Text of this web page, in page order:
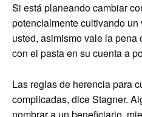
Si está planeando cambiar
potencialmente cultivando
usted, asimismo vale la
con el pasta en su cuenta a
Las reglas de herencia para
complicadas, dice Stagner.